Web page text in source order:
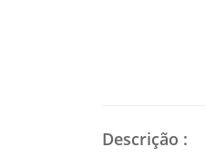
Descrição :